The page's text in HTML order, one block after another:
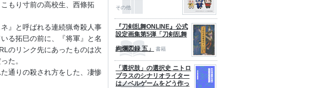
もり寸前の高校生、西條拓
』と呼ばれる連続猟奇殺人事
る拓巳の前に、『将軍』と名
のリンク先にあったものは次
た。
通りの殺され方をした、凄惨
その他
『刀剣乱舞ONLINE』公式
設定画集第5弾「刀剣乱舞
絢爛図録 五」 書籍
「選択肢」の選択史 ニトロ
プラスのシナリオライター
はノベルゲームをどう作っ